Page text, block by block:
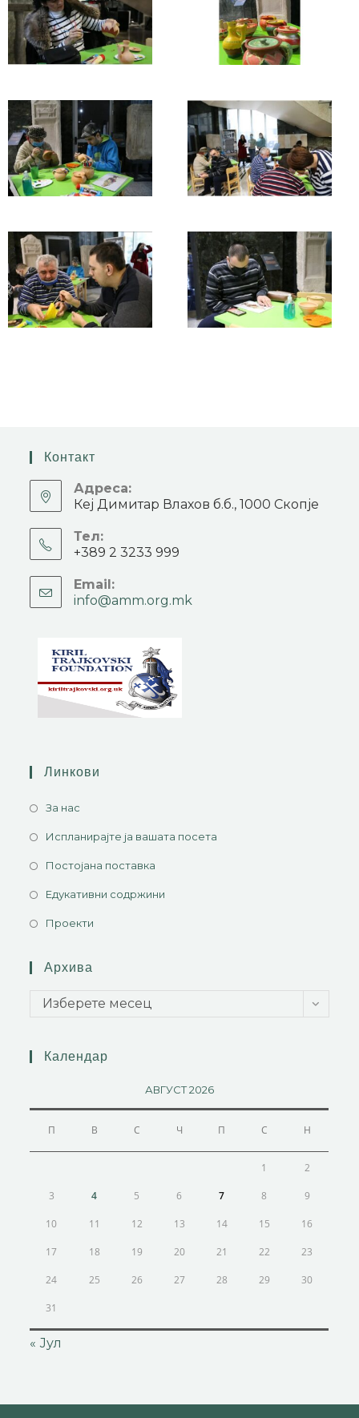
Контакт
Адреса:
Кеј Димитар Влахов б.б., 1000 Скопје
Тел:
+389 2 3233 999
Email:
info@amm.org.mk
Линкови
За нас
Испланирајте ја вашата посета
Постојана поставка
Едукативни содржини
Проекти
Архива
Изберете месец
Календар
АВГУСТ 2026
П В С Ч П С Н
1 2
3 4 5 6 7 8 9
10 11 12 13 14 15 16
17 18 19 20 21 22 23
24 25 26 27 28 29 30
31
« Јул